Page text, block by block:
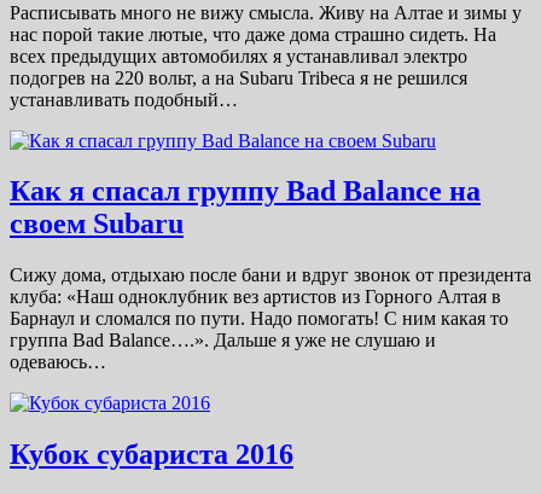
Расписывать много не вижу смысла. Живу на Алтае и зимы у
нас порой такие лютые, что даже дома страшно сидеть. На
всех предыдущих автомобилях я устанавливал электро
подогрев на 220 вольт, а на Subaru Tribeca я не решился
устанавливать подобный…
Как я спасал группу Bad Balance на
своем Subaru
Сижу дома, отдыхаю после бани и вдруг звонок от президента
клуба: «Наш одноклубник вез артистов из Горного Алтая в
Барнаул и сломался по пути. Надо помогать! С ним какая то
группа Bad Balance….». Дальше я уже не слушаю и
одеваюсь…
Кубок субариста 2016